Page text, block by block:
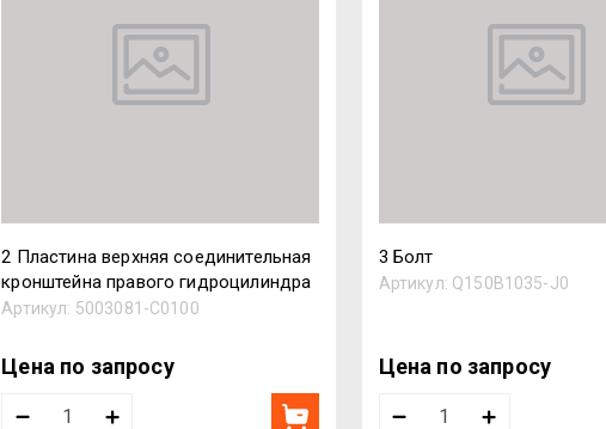
2 Пластина верхняя соединительная
кронштейна правого гидроцилиндра
Артикул: 5003081-C0100
Цена по запросу
3 Болт
Артикул: Q150B1035-J0
Цена по запросу